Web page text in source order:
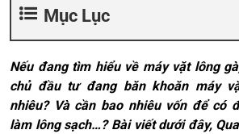
Mục Lục
Nếu đang tìm hiểu về máy vặt lông
chủ đầu tư đang băn khoăn máy
nhiêu? Và cần bao nhiêu vốn để có
làm lông sạch…? Bài viết dưới đây,